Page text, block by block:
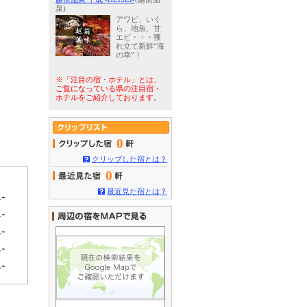
泉)
アワビ、いく
ら、地魚、甘
エビ・・・獲
れ立て新鮮“海
の幸”！
※「注目の宿・ホテル」とは、
ご覧になっている県の注目宿・
ホテルをご紹介しております。
0
クリップした宿とは？
0
最近見た宿とは？